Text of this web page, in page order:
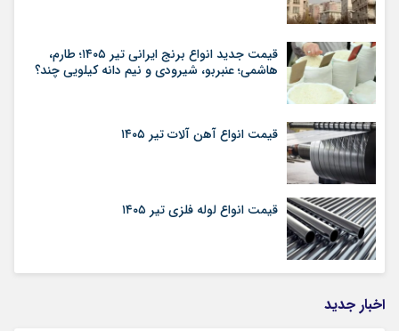
قیمت جدید انواع برنج ایرانی تیر ۱۴۰۵؛ طارم،
هاشمی؛ عنبربو، شیرودی و نیم دانه کیلویی چند؟
قیمت انواع آهن آلات تیر ۱۴۰۵
قیمت انواع لوله فلزی تیر ۱۴۰۵
اخبار جدید